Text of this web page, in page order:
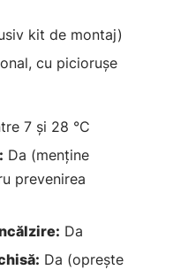
kit de montaj)
cu piciorușe
7 și 28 °C
Da (menține
prevenirea
Da
Da (oprește